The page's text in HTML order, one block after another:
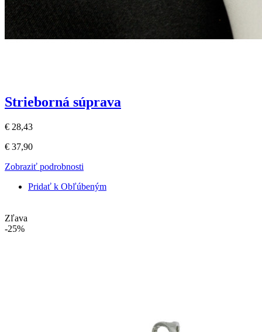
Strieborná súprava
€ 28,43
€ 37,90
Zobraziť podrobnosti
Pridať k Obľúbeným
Zľava
-25%